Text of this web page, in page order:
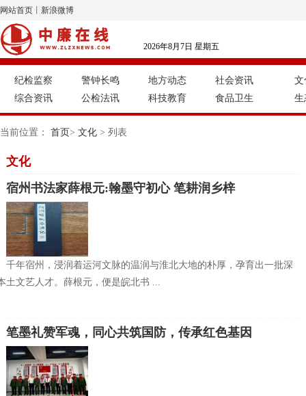
网站首页 新浪微博
2026年8月7日 星期五
纪检监察 警钟长鸣 地方动态
社会资讯
综合资讯
公检法讯 科技教育 食品卫生
文
生
当前位置： 首页> 文化 > 列表
文化
宿州书法家薛根元:翰墨守初心 笔耕润乡梓
千年宿州，浸润着运河文脉的温润与淮北大地的朴厚，孕育出一批深
土文艺人才。薛根元，便是皖北书 ...
笔墨礼赞军魂，同心共筑国防，传承红色基因